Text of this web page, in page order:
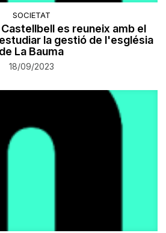
SOCIETAT
es reuneix amb el
la gestió de l'església
de La Bauma
18/09/2023